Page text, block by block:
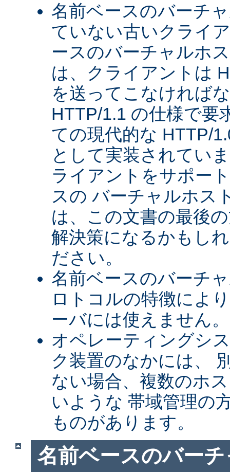
名前ベースのバーチ
ていない古いクライ
ースのバーチャルホ
は、クライアントは
を送ってこなければ
HTTP/1.1 の仕様で要
ての現代的な HTTP/
として実装されてい
ライアントをサポー
スの バーチャルホス
は、この文書の最後
解決策になるかもし
ださい。
名前ベースのバーチ
ロトコルの特徴によ
ーバには使えません。
オペレーティングシ
ク装置のなかには、
ない場合、複数のホ
いような 帯域管理の
ものがあります。
名前ベースのバー